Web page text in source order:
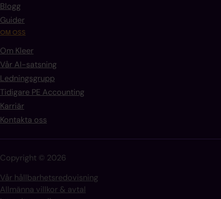
Blogg
Guider
OM OSS
Om Kleer
Vår AI-satsning
Ledningsgrupp
Tidigare PE Accounting
Karriär
Kontakta oss
Copyright © 2026
Vår hållbarhetsredovisning
Allmänna villkor & avtal